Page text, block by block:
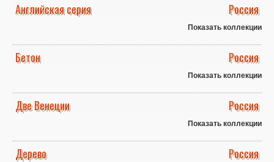
Английская серия Россия
Показать коллекции
Бетон Россия
Показать коллекции
Две Венеции Россия
Показать коллекции
Дерево Россия